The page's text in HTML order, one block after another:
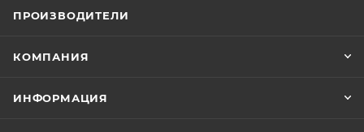
ПРОИЗВОДИТЕЛИ
КОМПАНИЯ
ИНФОРМАЦИЯ